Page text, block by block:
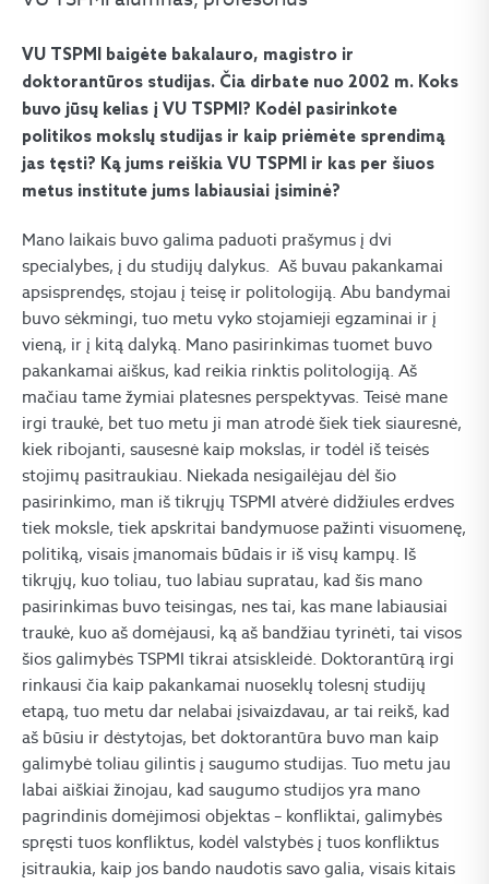
VU TSPMI baigėte bakalauro, magistro ir
doktorantūros studijas. Čia dirbate nuo 2002 m. Koks
buvo jūsų kelias į VU TSPMI? Kodėl pasirinkote
politikos mokslų studijas ir kaip priėmėte sprendimą
jas tęsti? Ką jums reiškia VU TSPMI ir kas per šiuos
metus institute jums labiausiai įsiminė?
Mano laikais buvo galima paduoti prašymus į dvi
specialybes, į du studijų dalykus. Aš buvau pakankamai
apsisprendęs, stojau į teisę ir politologiją. Abu bandymai
buvo sėkmingi, tuo metu vyko stojamieji egzaminai ir į
vieną, ir į kitą dalyką. Mano pasirinkimas tuomet buvo
pakankamai aiškus, kad reikia rinktis politologiją. Aš
mačiau tame žymiai platesnes perspektyvas. Teisė mane
irgi traukė, bet tuo metu ji man atrodė šiek tiek siauresnė,
kiek ribojanti, sausesnė kaip mokslas, ir todėl iš teisės
stojimų pasitraukiau. Niekada nesigailėjau dėl šio
pasirinkimo, man iš tikrųjų TSPMI atvėrė didžiules erdves
tiek moksle, tiek apskritai bandymuose pažinti visuomenę,
politiką, visais įmanomais būdais ir iš visų kampų. Iš
tikrųjų, kuo toliau, tuo labiau supratau, kad šis mano
pasirinkimas buvo teisingas, nes tai, kas mane labiausiai
traukė, kuo aš domėjausi, ką aš bandžiau tyrinėti, tai visos
šios galimybės TSPMI tikrai atsiskleidė. Doktorantūrą irgi
rinkausi čia kaip pakankamai nuoseklų tolesnį studijų
etapą, tuo metu dar nelabai įsivaizdavau, ar tai reikš, kad
aš būsiu ir dėstytojas, bet doktorantūra buvo man kaip
galimybė toliau gilintis į saugumo studijas. Tuo metu jau
labai aiškiai žinojau, kad saugumo studijos yra mano
pagrindinis domėjimosi objektas – konfliktai, galimybės
spręsti tuos konfliktus, kodėl valstybės į tuos konfliktus
įsitraukia, kaip jos bando naudotis savo galia, visais kitais